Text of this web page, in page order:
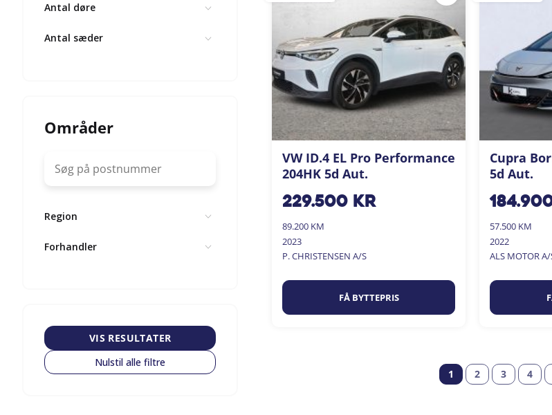
Antal døre
Antal sæder
Områder
Region
Forhandler
VIS RESULTATER
Nulstil alle filtre
VW ID.4 EL Pro Performance
204HK 5d Aut.
229.500kr
89.200 KM
2023
P. CHRISTENSEN A/S
FÅ BYTTEPRIS
Cupra
5d Aut.
57.500 KM
2022
ALS MOTOR A/
1 2 3 4